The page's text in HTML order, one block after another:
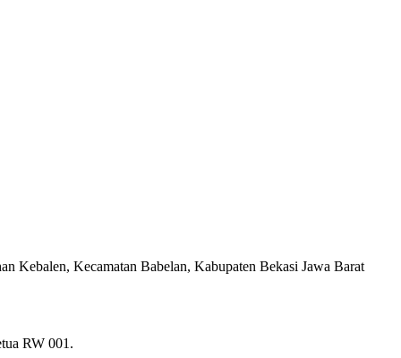
Kebalen, Kecamatan Babelan, Kabupaten Bekasi Jawa Barat
RW 001.